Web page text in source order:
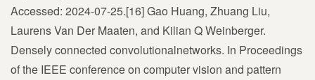
Accessed: 2024-07-25.[16] Gao Huang, Zhuang Liu,
Laurens Van Der Maaten, and Kilian Q Weinberger.
Densely connected convolutionalnetworks. In Proceedings
of the IEEE conference on computer vision and pattern